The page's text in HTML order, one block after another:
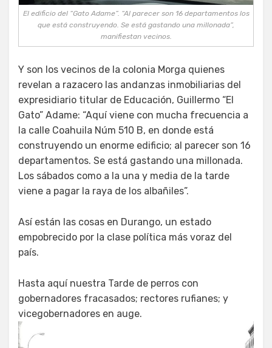
El edificio del “Gato Adame”. “Al parecer son 16 departamentos los
que está construyendo. Se está gastando una millonada”,
manifiestan vecinos.
Y son los vecinos de la colonia Morga quienes
revelan a razacero las andanzas inmobiliarias del
expresidiario titular de Educación, Guillermo “El
Gato” Adame: “Aquí viene con mucha frecuencia a
la calle Coahuila Núm 510 B, en donde está
construyendo un enorme edificio; al parecer son 16
departamentos. Se está gastando una millonada.
Los sábados como a la una y media de la tarde
viene a pagar la raya de los albañiles”.
Así están las cosas en Durango, un estado
empobrecido por la clase política más voraz del
país.
Hasta aquí nuestra Tarde de perros con
gobernadores fracasados; rectores rufianes; y
vicegobernadores en auge.